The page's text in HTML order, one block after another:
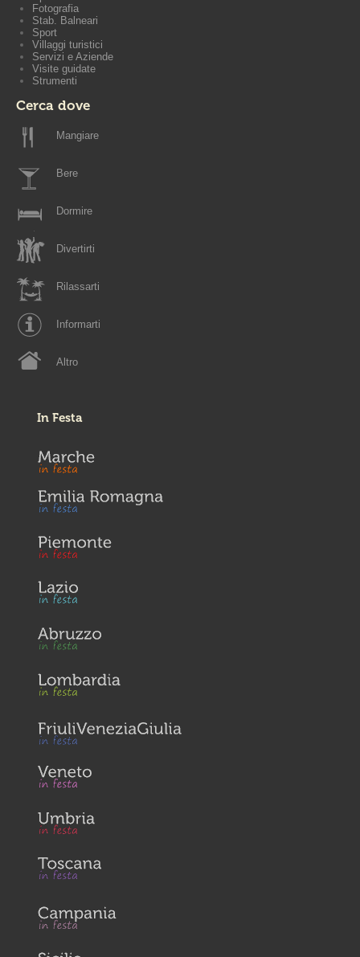
Fotografia
Stab. Balneari
Sport
Villaggi turistici
Servizi e Aziende
Visite guidate
Strumenti
Cerca dove
Mangiare
Bere
Dormire
Divertirti
Rilassarti
Informarti
Altro
In Festa